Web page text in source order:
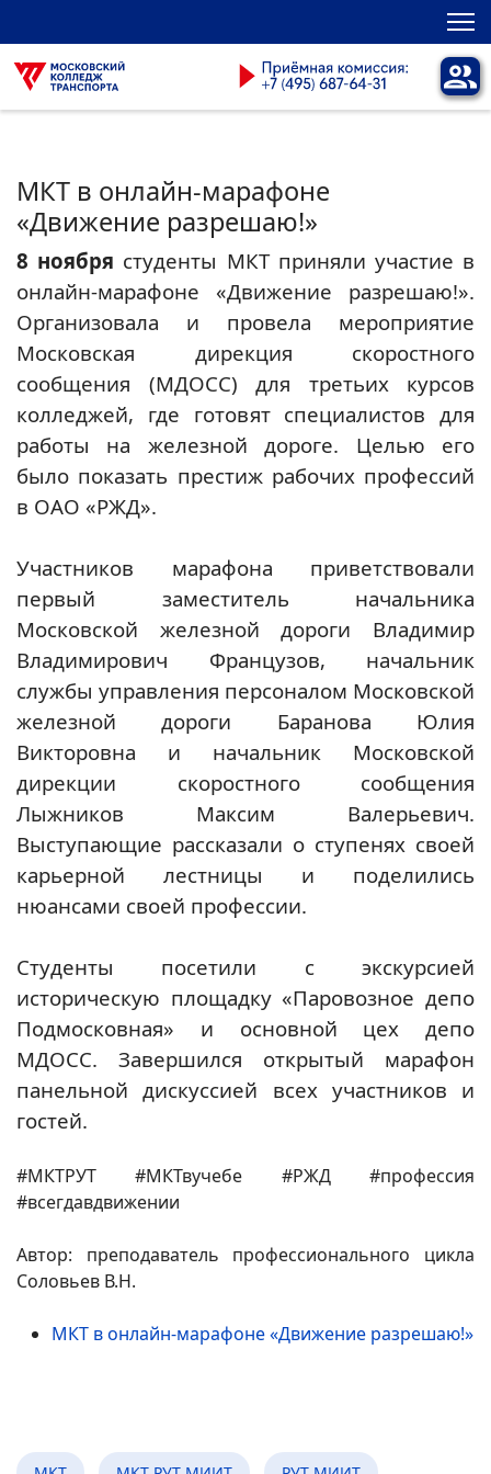
МКТ в онлайн-марафоне
«Движение разрешаю!»
8 ноября студенты МКТ приняли участие в
онлайн-марафоне «Движение разрешаю!».
Организовала и провела мероприятие
Московская дирекция скоростного
сообщения (МДОСС) для третьих курсов
колледжей, где готовят специалистов для
работы на железной дороге. Целью его
было показать престиж рабочих профессий
в ОАО «РЖД».
Участников марафона приветствовали
первый заместитель начальника
Московской железной дороги Владимир
Владимирович Французов, начальник
службы управления персоналом Московской
железной дороги Баранова Юлия
Викторовна и начальник Московской
дирекции скоростного сообщения
Лыжников Максим Валерьевич.
Выступающие рассказали о ступенях своей
карьерной лестницы и поделились
нюансами своей профессии.
Студенты посетили с экскурсией
историческую площадку «Паровозное депо
Подмосковная» и основной цех депо
МДОСС. Завершился открытый марафон
панельной дискуссией всех участников и
гостей.
#МКТРУТ #МКТвучебе #РЖД #профессия
#всегдавдвижении
Автор: преподаватель профессионального цикла
Соловьев В.Н.
МКТ в онлайн-марафоне «Движение разрешаю!»